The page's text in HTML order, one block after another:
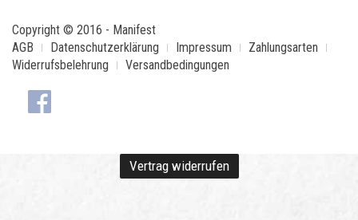
Copyright © 2016 - Manifest
AGB
Datenschutzerklärung Impressum
Zahlungsarten
Widerrufsbelehrung
Versandbedingungen
Vertrag widerrufen